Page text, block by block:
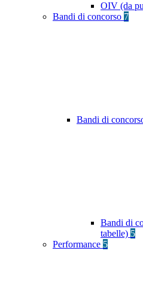
OIV (da
Bandi di concorso 7
Bandi di
Bandi di
tabelle) 5
Performance 5